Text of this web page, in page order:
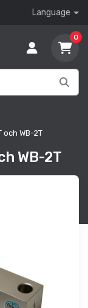
Language
0
och WB-2T
WB-2T